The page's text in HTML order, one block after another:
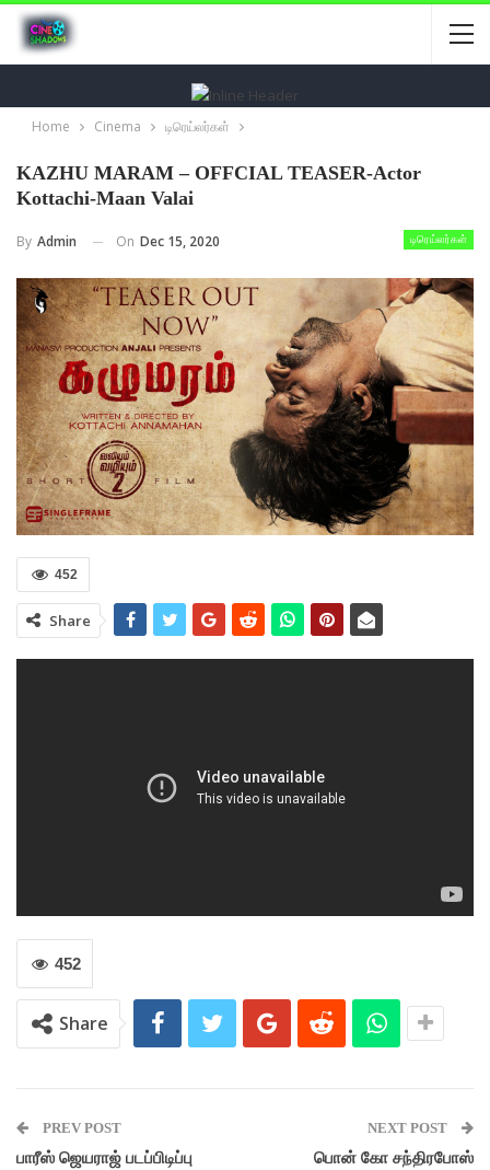
Home Cinema டிரெய்லர்கள்
KAZHU MARAM – OFFCIAL TEASER-Actor
Kottachi-Maan Valai
டிரெய்லர்கள்
By Admin On Dec 15, 2020
452
Share
452
Share
PREV POST
பாரீஸ் ஜெயராஜ் படப்பிடிப்பு
NEXT POST
பொன் கோ சந்திரபோஸ்